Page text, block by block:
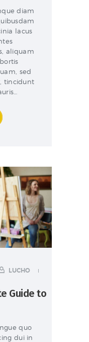
diam
lacus
aliquam
sed
tincidunt
LUCHO
Guide to
quo
dui in